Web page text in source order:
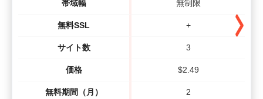
帯域幅
無料SSL
サイト数
価格
無料期間（月）
無制限
+
3
$2.49
2